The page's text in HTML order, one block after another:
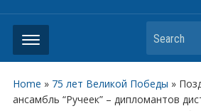
Search
Home » 75 лет Великой Победы »
ансамбль “Ручеек” – дипломантов